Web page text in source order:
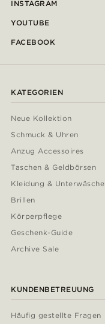
INSTAGRAM
YOUTUBE
FACEBOOK
KATEGORIEN
Neue Kollektion
Schmuck & Uhren
Anzug Accessoires
Taschen & Geldbörsen
Kleidung & Unterwäsche
Brillen
Körperpflege
Geschenk-Guide
Archive Sale
KUNDENBETREUUNG
Häufig gestellte Fragen